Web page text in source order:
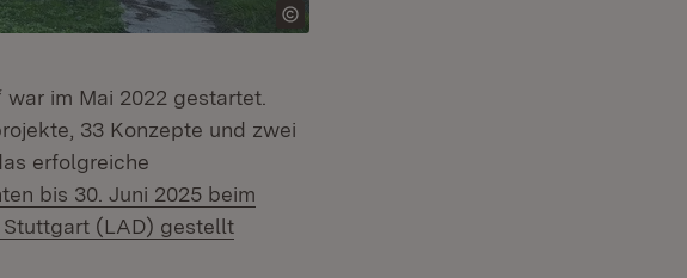
im Mai 2022 gestartet.
33 Konzepte und zwei
erfolgreiche
bis 30. Juni 2025 beim
(LAD) gestellt